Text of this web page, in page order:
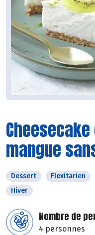
mangue
Dessert Flexitarien
Hiver
Nombre de
4 personnes